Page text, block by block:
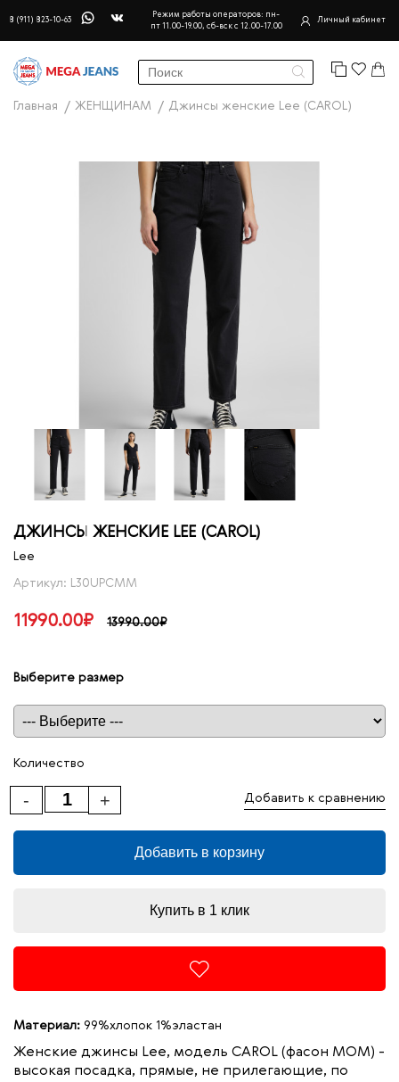
8 (911) 823-10-63
Режим работы операторов: пн-
пт 11.00-19.00, сб-вск с 12.00-17.00
Личный кабинет
Главная ЖЕНЩИНАМ Джинсы женские Lee (CAROL)
ДЖИНСЫ ЖЕНСКИЕ LEE (CAROL)
Lee
Артикул: L30UPCMM
11990.00₽ 13990.00₽
Выберите размер
Таблица размеров
Количество
+
- Добавить к сравнению
Добавить в корзину
Купить в 1 клик
Материал: 99%хлопок 1%эластан
Женские джинсы Lee, модель CAROL (фасон MOM) -
высокая посадка, прямые, не прилегающие, по